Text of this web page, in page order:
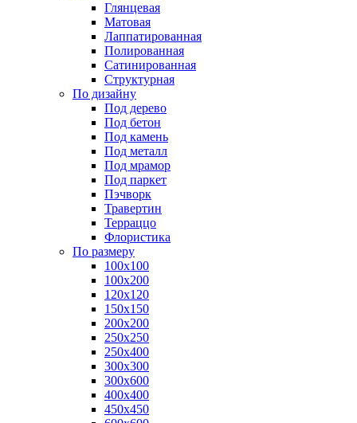
Глянцевая
Матовая
Лаппатированная
Полированная
Сатинированная
Структурная
По дизайну
Под дерево
Под бетон
Под камень
Под металл
Под мрамор
Под паркет
Пэчворк
Травертин
Терраццо
Флористика
По размеру
100х100
100х200
120х120
150х150
200х200
250х250
250х400
300х300
300х600
400х400
450х450